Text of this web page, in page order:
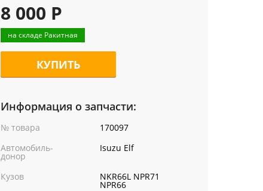
8 000 Р
на складе Ракитная
КУПИТЬ
Информация о запчасти:
№ товара
170097
Автомобиль-
донор
Isuzu Elf
Кузов NKR66L NPR71
NPR66